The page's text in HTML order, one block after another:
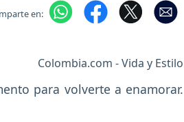
en:
Colombia.com - Vida y Estilo
para volverte a enamorar.